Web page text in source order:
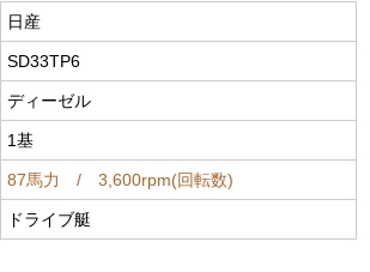
日産
SD33TP6
ディーゼル
1基
87馬力 / 3,600rpm(回転数)
ドライブ艇